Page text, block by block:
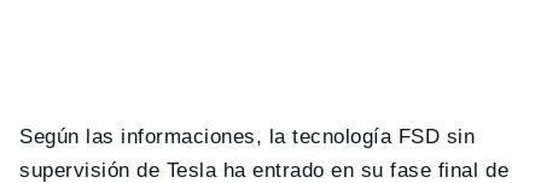
Según las informaciones, la tecnología FSD sin
supervisión de Tesla ha entrado en su fase final de